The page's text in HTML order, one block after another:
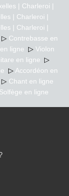
| Charleroi |
| Charleroi |
| Charleroi |
▷ Contrebasse en
ligne ▷ Violon
en ligne ▷
▷Accordéon en
▷ Chant en ligne
en ligne